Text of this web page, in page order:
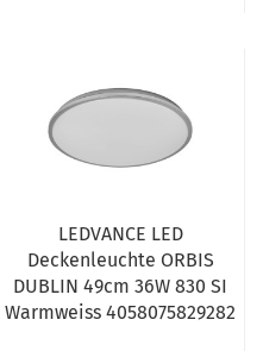
LEDVANCE LED
Deckenleuchte ORBIS
DUBLIN 49cm 36W 830 SI
Warmweiss 4058075829282